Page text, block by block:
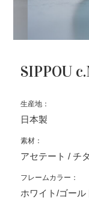
SIPPOU
生産地：
日本製
素材：
アセテート / チ
フレームカラー：
ホワイト/ゴール